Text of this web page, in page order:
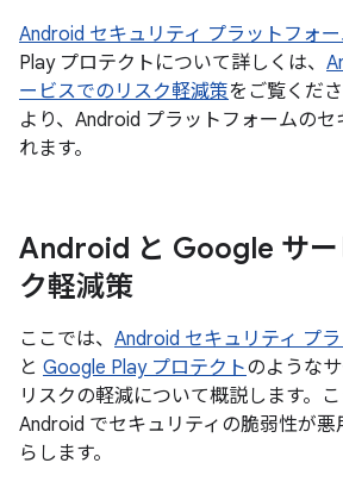
Android セキュリティ プラットフォ
Play プロテクトについて詳しくは、
ービスでのリスク軽減策をご覧くだ
より、Android プラットフォームのセ
れます。
Android と Google サー
ク軽減策
ここでは、 Android セキュリティ プ
と Google Play プロテクトのような
リスクの軽減について概説します。こ
Android でセキュリティの脆弱性が
らします。